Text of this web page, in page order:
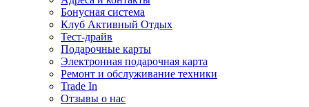
Бонусная система
Клуб Активный Отдых
Тест-драйв
Подарочные карты
Электронная подарочная карта
Ремонт и обслуживание техники
Trade In
Отзывы о нас